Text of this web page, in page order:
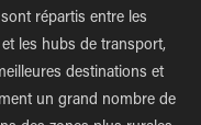
répartis entre les
les hubs de transport,
destinations et
un grand nombre de